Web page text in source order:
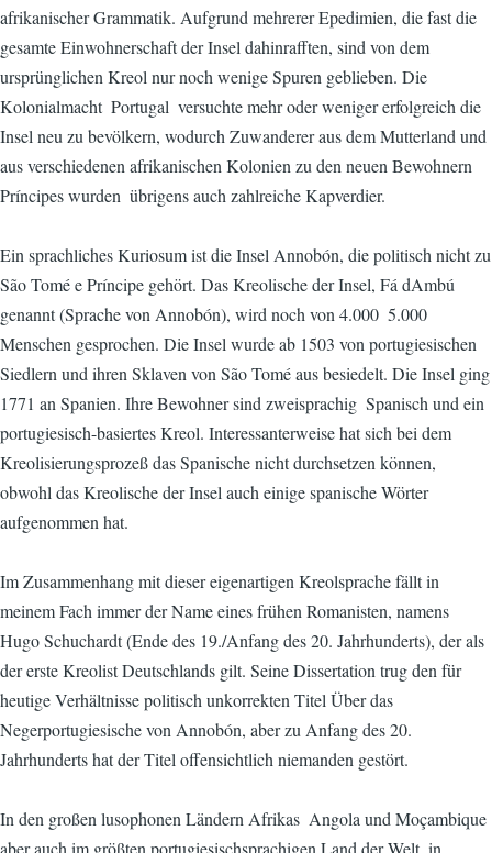
afrikanischer Grammatik. Aufgrund mehrerer Epedimien, die fast die
gesamte Einwohnerschaft der Insel dahinrafften, sind von dem
ursprünglichen Kreol nur noch wenige Spuren geblieben. Die
Kolonialmacht  Portugal  versuchte mehr oder weniger erfolgreich die
Insel neu zu bevölkern, wodurch Zuwanderer aus dem Mutterland und
aus verschiedenen afrikanischen Kolonien zu den neuen Bewohnern
Príncipes wurden  übrigens auch zahlreiche Kapverdier.
Ein sprachliches Kuriosum ist die Insel Annobón, die politisch nicht zu
São Tomé e Príncipe gehört. Das Kreolische der Insel, Fá dAmbú
genannt (Sprache von Annobón), wird noch von 4.000  5.000
Menschen gesprochen. Die Insel wurde ab 1503 von portugiesischen
Siedlern und ihren Sklaven von São Tomé aus besiedelt. Die Insel ging
1771 an Spanien. Ihre Bewohner sind zweisprachig  Spanisch und ein
portugiesisch-basiertes Kreol. Interessanterweise hat sich bei dem
Kreolisierungsprozeß das Spanische nicht durchsetzen können,
obwohl das Kreolische der Insel auch einige spanische Wörter
aufgenommen hat.
Im Zusammenhang mit dieser eigenartigen Kreolsprache fällt in
meinem Fach immer der Name eines frühen Romanisten, namens
Hugo Schuchardt (Ende des 19./Anfang des 20. Jahrhunderts), der als
der erste Kreolist Deutschlands gilt. Seine Dissertation trug den für
heutige Verhältnisse politisch unkorrekten Titel Über das
Negerportugiesische von Annobón, aber zu Anfang des 20.
Jahrhunderts hat der Titel offensichtlich niemanden gestört.
In den großen lusophonen Ländern Afrikas  Angola und Moçambique 
aber auch im größten portugiesischsprachigen Land der Welt, in